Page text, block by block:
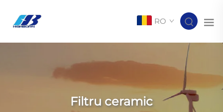
RO
Filtru ceramic